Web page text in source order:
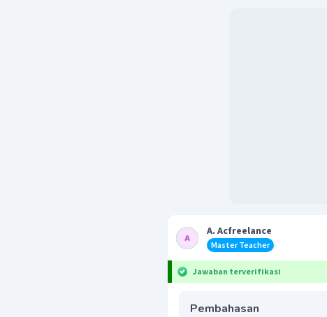
A. Acfreelance
Master Teacher
Jawaban terverifikasi
Pembahasan